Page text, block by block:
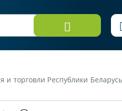
Республики Беларусь от 12 марта 2024 г. № 169 "Об изменении